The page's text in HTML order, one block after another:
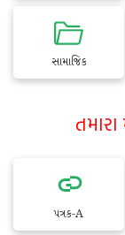
સામાજિક
પત્રક-A